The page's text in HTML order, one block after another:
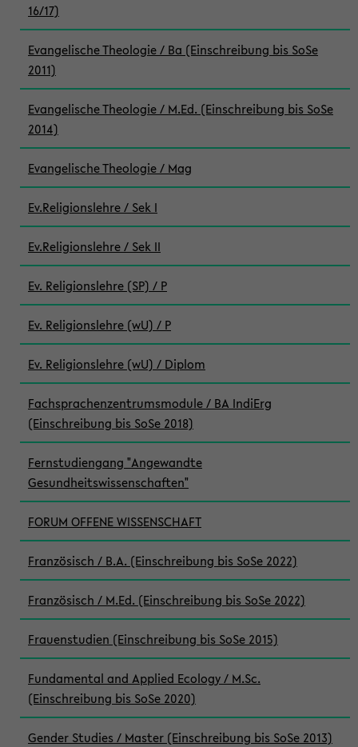
16/17)
Evangelische Theologie / Ba (Einschreibung bis SoSe
2011)
Evangelische Theologie / M.Ed. (Einschreibung bis SoSe
2014)
Evangelische Theologie / Mag
Ev.Religionslehre / Sek I
Ev.Religionslehre / Sek II
Ev. Religionslehre (SP) / P
Ev. Religionslehre (wU) / P
Ev. Religionslehre (wU) / Diplom
Fachsprachenzentrumsmodule / BA IndiErg
(Einschreibung bis SoSe 2018)
Fernstudiengang "Angewandte
Gesundheitswissenschaften"
FORUM OFFENE WISSENSCHAFT
Französisch / B.A. (Einschreibung bis SoSe 2022)
Französisch / M.Ed. (Einschreibung bis SoSe 2022)
Frauenstudien (Einschreibung bis SoSe 2015)
Fundamental and Applied Ecology / M.Sc.
(Einschreibung bis SoSe 2020)
Gender Studies / Master (Einschreibung bis SoSe 2013)